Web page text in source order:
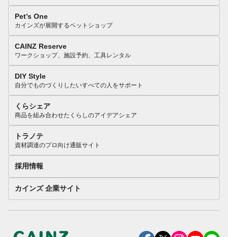
Pet’s One
カインズが展開するペットショップ
CAINZ Reserve
ワークショップ、施設予約、工具レンタル
DIY Style
自分でものづくりしたいすべての人をサポート
くらシェア
商品を組み合わせたくらしのアイデアシェア
トラノテ
資材調達のプロ向け通販サイト
採用情報
カインズ 企業サイト